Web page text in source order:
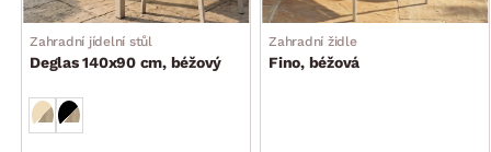
Zahradní jídelní stůl
Deglas 140x90 cm, béžový
Zahradní židle
Fino, béžová